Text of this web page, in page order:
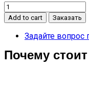
Вкладыши
шатунные
стандарт
верхнее
группа
Add to cart Заказать
Задайте вопрос
Почему стоит